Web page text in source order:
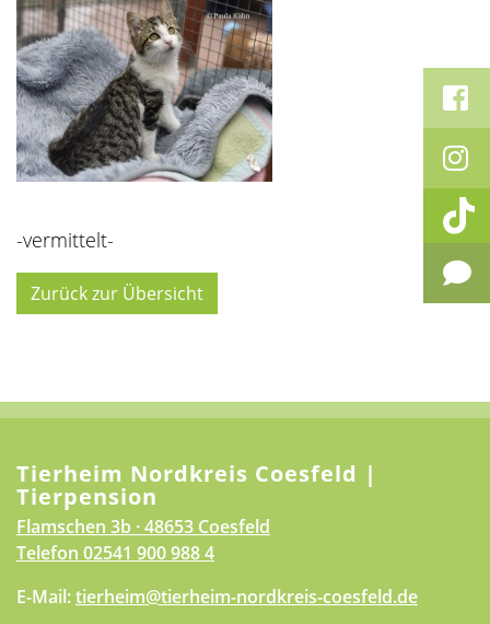
-vermittelt-
Zurück zur Übersicht
Tierheim Nordkreis Coesfeld |
Tierpension
Flamschen 3b · 48653 Coesfeld
Telefon 02541 900 988 4
E-Mail:tierheim@tierheim-nordkreis-coesfeld.de